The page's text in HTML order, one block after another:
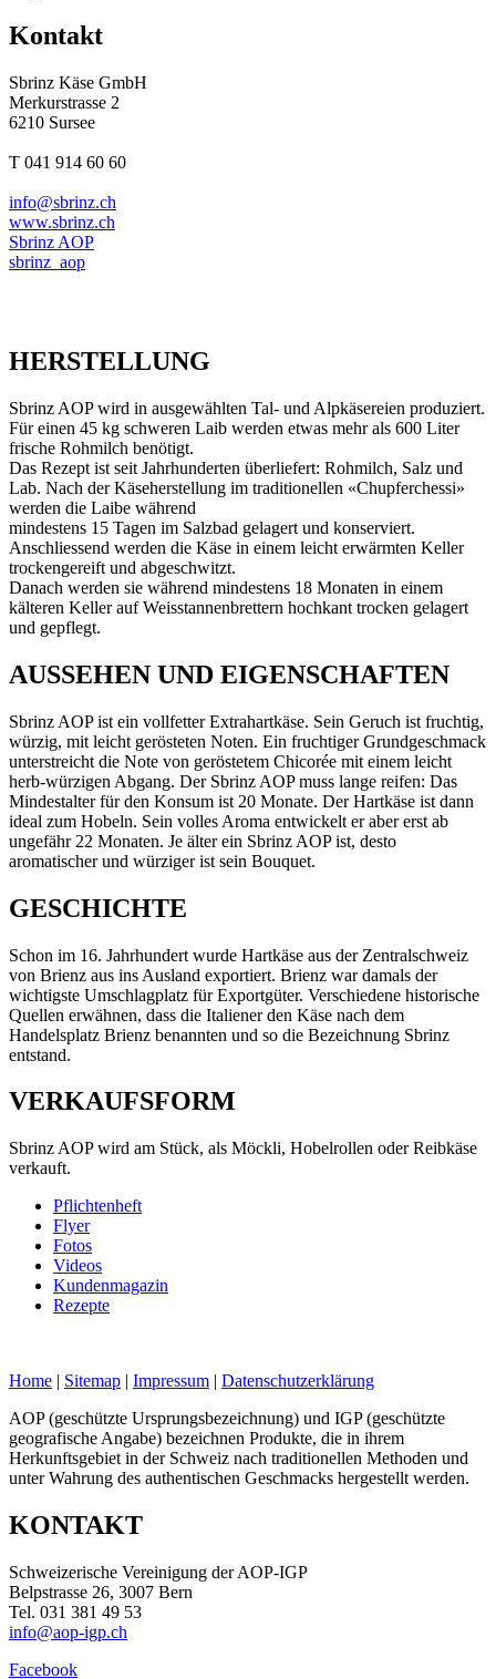
Kontakt
Sbrinz Käse GmbH
Merkurstrasse 2
6210 Sursee
T 041 914 60 60
info@sbrinz.ch
www.sbrinz.ch
Sbrinz AOP
sbrinz_aop
HERSTELLUNG
Sbrinz AOP wird in ausgewählten Tal- und Alpkäsereien produziert.
Für einen 45 kg schweren Laib werden etwas mehr als 600 Liter
frische Rohmilch benötigt.
Das Rezept ist seit Jahrhunderten überliefert: Rohmilch, Salz und
Lab. Nach der Käseherstellung im traditionellen «Chupferchessi»
werden die Laibe während
mindestens 15 Tagen im Salzbad gelagert und konserviert.
Anschliessend werden die Käse in einem leicht erwärmten Keller
trockengereift und abgeschwitzt.
Danach werden sie während mindestens 18 Monaten in einem
kälteren Keller auf Weisstannenbrettern hochkant trocken gelagert
und gepflegt.
AUSSEHEN UND EIGENSCHAFTEN
Sbrinz AOP ist ein vollfetter Extrahartkäse. Sein Geruch ist fruchtig,
würzig, mit leicht gerösteten Noten. Ein fruchtiger Grundgeschmack
unterstreicht die Note von geröstetem Chicorée mit einem leicht
herb-würzigen Abgang. Der Sbrinz AOP muss lange reifen: Das
Mindestalter für den Konsum ist 20 Monate. Der Hartkäse ist dann
ideal zum Hobeln. Sein volles Aroma entwickelt er aber erst ab
ungefähr 22 Monaten. Je älter ein Sbrinz AOP ist, desto
aromatischer und würziger ist sein Bouquet.
GESCHICHTE
Schon im 16. Jahrhundert wurde Hartkäse aus der Zentralschweiz
von Brienz aus ins Ausland exportiert. Brienz war damals der
wichtigste Umschlagplatz für Exportgüter. Verschiedene historische
Quellen erwähnen, dass die Italiener den Käse nach dem
Handelsplatz Brienz benannten und so die Bezeichnung Sbrinz
entstand.
VERKAUFSFORM
Sbrinz AOP wird am Stück, als Möckli, Hobelrollen oder Reibkäse
verkauft.
Pflichtenheft
Flyer
Fotos
Videos
Kundenmagazin
Rezepte
Home | Sitemap | Impressum | Datenschutzerklärung
AOP (geschützte Ursprungsbezeichnung) und IGP (geschützte
geografische Angabe) bezeichnen Produkte, die in ihrem
Herkunftsgebiet in der Schweiz nach traditionellen Methoden und
unter Wahrung des authentischen Geschmacks hergestellt werden.
KONTAKT
Schweizerische Vereinigung der AOP-IGP
Belpstrasse 26, 3007 Bern
Tel. 031 381 49 53
info@aop-igp.ch
Facebook